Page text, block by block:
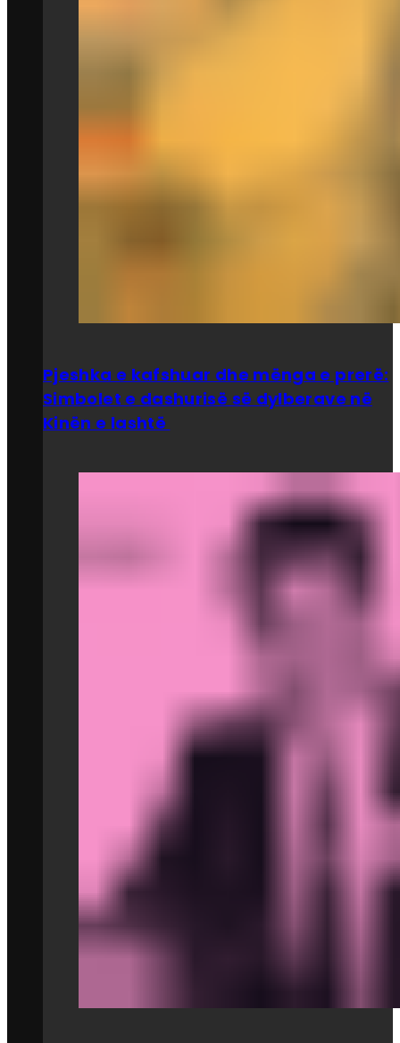
Pjeshka e kafshuar dhe mënga e prerë:
Simbolet e dashurisë së dylberave në
Kinën e lashtë